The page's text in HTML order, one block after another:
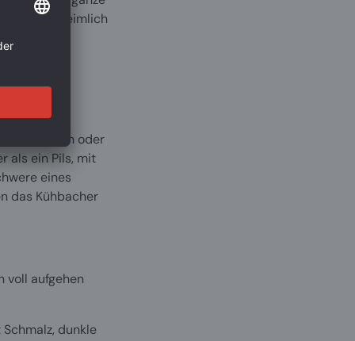
zu: Gebratene Leber, Sauerbraten,
Schwarzbrot mit Schmalz, dunkle
- alle herzhaften Speisen, die die
keine Schwere eines Bockbiers
Vereinsabende,
und alle, die ein Bier mit echter
wollen.
daher unheimlich
als Weizen oder
als ein Pils, mit
eines
das Kühbacher
voll aufgehen
dunkle